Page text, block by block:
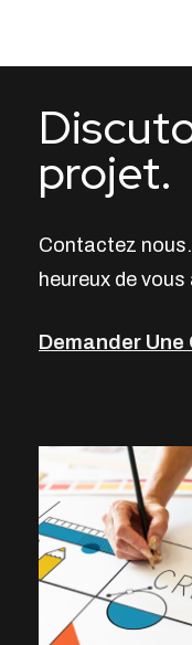
projet.
Contactez
heureux de vous
Demander Une